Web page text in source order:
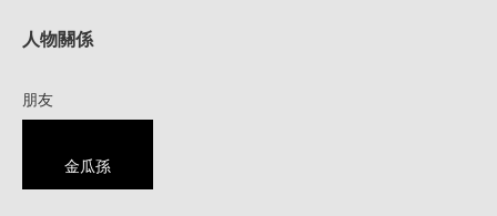
人物關係
朋友
金瓜孫